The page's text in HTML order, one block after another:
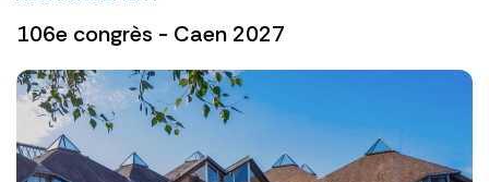
106e congrès - Caen 2027